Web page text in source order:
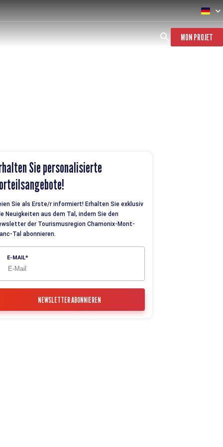
MON PROJET
Sie personalisierte
Sie als Erste/r informiert! Erhalten Sie exklusiv
Neuigkeiten aus dem Tal, indem Sie den
der Tourismusregion Chamonix-Mont-
Tal abonnieren.
E-MAIL